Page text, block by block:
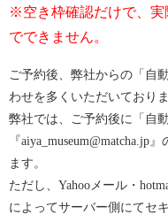
※空き枠確認だけで、実
でできません。
ご予約後、弊社からの「自
わせを多くいただいておりま
弊社では、ご予約後に「自
『aiya_museum@matcha.jp
ます。
ただし、Yahooメール・
によってサーバー側にてセ